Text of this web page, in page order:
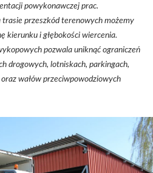
powykonawczej prac.
przeszkód terenowych możemy
kierunku i głębokości wiercenia.
pozwala uniknąć ograniczeń
drogowych, lotniskach, parkingach,
wałów przeciwpowodziowych